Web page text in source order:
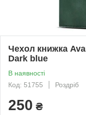
Чехол книжка
Dark blue
В наявності
Код: 51755
Роздріб
250 ₴